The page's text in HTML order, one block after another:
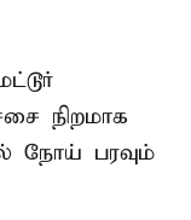
நிறமாக
நோய் பரவும்